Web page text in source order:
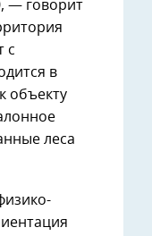
— говорит
с
в
объекту
леса